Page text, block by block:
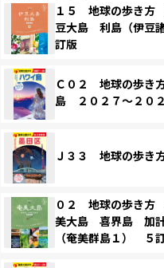
１５ 地球の歩き
豆大島 利島（伊豆
訂版
Ｃ０２ 地球の歩き
島 ２０２７～２０
Ｊ３３ 地球の歩き
０２ 地球の歩き
美大島 喜界島 加
（奄美群島１） ５